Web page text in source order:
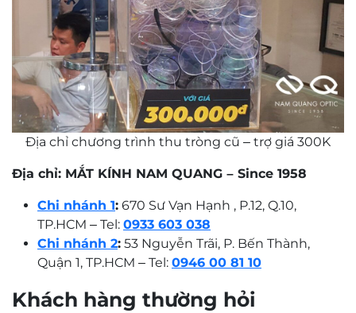
Địa chỉ chương trình thu tròng cũ – trợ giá 300K
Địa chỉ: MẮT KÍNH NAM QUANG – Since 1958
Chi nhánh 1: 670 Sư Vạn Hạnh , P.12, Q.10,
TP.HCM – Tel: 0933 603 038
Chi nhánh 2: 53 Nguyễn Trãi, P. Bến Thành,
Quận 1, TP.HCM – Tel: 0946 00 81 10
Khách hàng thường hỏi